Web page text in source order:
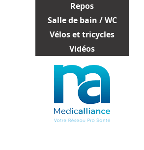
Repos
Salle de bain / WC
Vélos et tricycles
Vidéos